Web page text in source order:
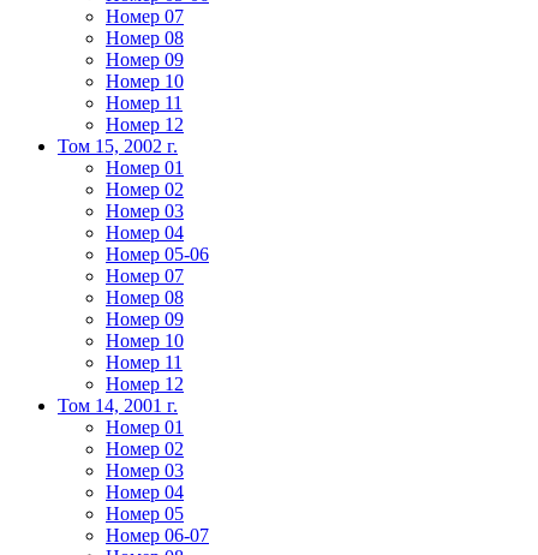
Номер 07
Номер 08
Номер 09
Номер 10
Номер 11
Номер 12
Том 15, 2002 г.
Номер 01
Номер 02
Номер 03
Номер 04
Номер 05-06
Номер 07
Номер 08
Номер 09
Номер 10
Номер 11
Номер 12
Том 14, 2001 г.
Номер 01
Номер 02
Номер 03
Номер 04
Номер 05
Номер 06-07